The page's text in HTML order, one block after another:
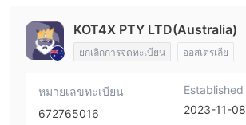
KOT4X PTY LTD(Australia)
ยกเลิกการจดทะเบียน ออสเตรเลีย
หมายเลขทะเบียน
672765016
Established
2023-11-08